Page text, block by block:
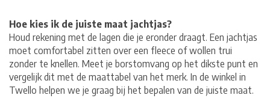
Hoe kies ik de juiste maat jachtjas?
Houd rekening met de lagen die je eronder draagt. Een jachtjas
moet comfortabel zitten over een fleece of wollen trui
zonder te knellen. Meet je borstomvang op het dikste punt en
vergelijk dit met de maattabel van het merk. In de winkel in
Twello helpen we je graag bij het bepalen van de juiste maat.